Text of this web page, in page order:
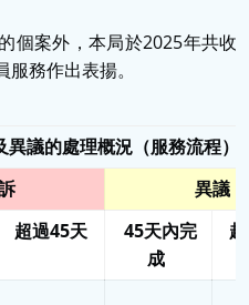
個案外，本局於2025年共收
務作出表揚。
議的處理概況（服務流程）
異議
超過45天
45天內完
成